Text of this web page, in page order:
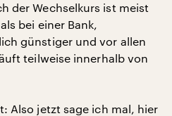
der Wechselkurs ist meist
bei einer Bank,
günstiger und vor allen
teilweise innerhalb von
Also jetzt sage ich mal, hier